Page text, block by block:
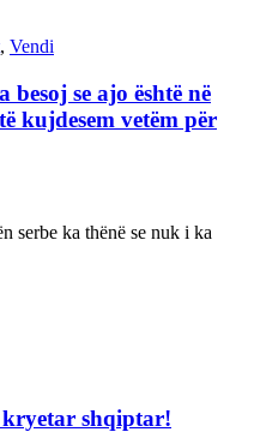
, Vendi
se ajo është në
kujdesem vetëm për
serbe ka thënë se nuk i ka
kryetar shqiptar!